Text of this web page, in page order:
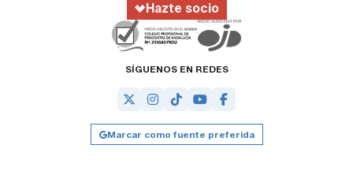
Hazte socio
SÍGUENOS EN REDES
Marcar como fuente preferida